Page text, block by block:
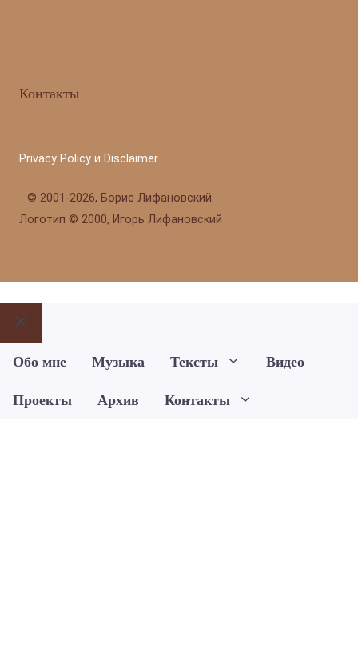
Контакты
© 2001-2026, Борис Лифановский.
Логотип © 2000, Игорь Лифановский
Privacy Policy и Disclaimer
Закрыть
Обо мне
Музыка Тексты Видео
Проекты Архив Контакты